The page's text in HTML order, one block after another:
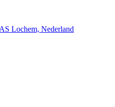
Lochem, Nederland